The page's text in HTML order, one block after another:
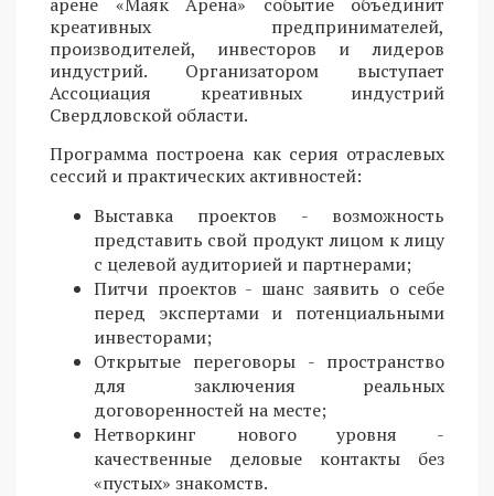
креативных предпринимателей,
производителей, инвесторов и лидеров
индустрий. Организатором выступает
Ассоциация креативных индустрий
Свердловской области.
Программа построена как серия отраслевых
сессий и практических активностей:
Выставка проектов - возможность
представить свой продукт лицом к лицу
с целевой аудиторией и партнерами;
Питчи проектов - шанс заявить о себе
перед экспертами и потенциальными
инвесторами;
Открытые переговоры - пространство
для заключения реальных
договоренностей на месте;
Нетворкинг нового уровня -
качественные деловые контакты без
«пустых» знакомств.